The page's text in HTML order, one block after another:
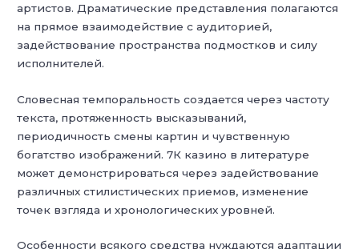
артистов. Драматические представления полагаются
на прямое взаимодействие с аудиторией,
задействование пространства подмостков и силу
исполнителей.
Словесная темпоральность создается через частоту
текста, протяженность высказываний,
периодичность смены картин и чувственную
богатство изображений. 7К казино в литературе
может демонстрироваться через задействование
различных стилистических приемов, изменение
точек взгляда и хронологических уровней.
Особенности всякого средства нуждаются адаптации